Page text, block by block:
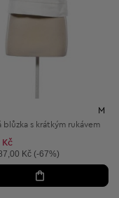
M
blůzka s krátkým rukávem
Kč
cena:
Kč (-67%)